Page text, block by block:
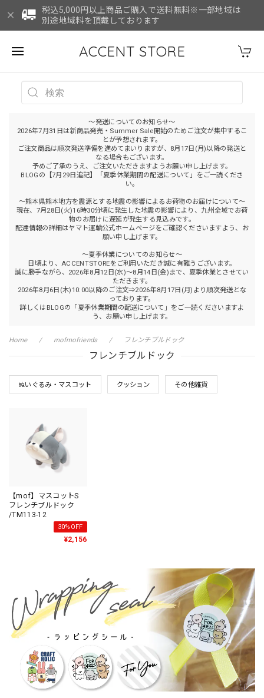
税込5,000円以上商品ご購入で送料無料※一部地域は
別途地域料を頂戴しております
ACCENT STORE
～発送についてのお知らせ～
2026年7月31日は新商品発売・Summer Sale開始のためご注文が集中するこ
とが予想されます。
ご注文商品は順次発送準備を進めてまいりますが、8月17日(月)以降の発送と
なる場合もございます。
予めご了承のうえ、ご注文いただきますようお願い申し上げます。
BLOGの【7月29日追記】「夏季休業期間の配送について」をご一読くださ
い。
～熊本県熊本地方を震源とする地震の影響によるお荷物のお届けについて～
現在、7月28日(火)16時30分頃に発生した地震の影響により、九州全域でお荷
物のお届けに遅延が発生する見込みです。
配達情報の詳細はヤマト運輸公式ホームページをご確認くださいますよう、お
願い申し上げます。
～夏季休業についてのお知らせ～
日頃より、ACCENTSTOREをご利用いただき誠に有難うございます。
誠に勝手ながら、2026年8月12日(水)～8月14日(金)まで、夏季休業とさせてい
ただきます。
2026年8月6日(木)10:00以降のご注文⇒2026年8月17日(月)より順次発送とな
っております。
詳しくはBLOGの「夏季休業期間の配送について」をご一読くださいますよ
う、お願い申し上げます。
Home mofmofriends フレンチブルドック
フレンチブルドック
ぬいぐるみ・マスコット クッション その他雑貨
【mof】マスコットS
フレンチブルドック
/TM113-12
30%OFF
¥2,156